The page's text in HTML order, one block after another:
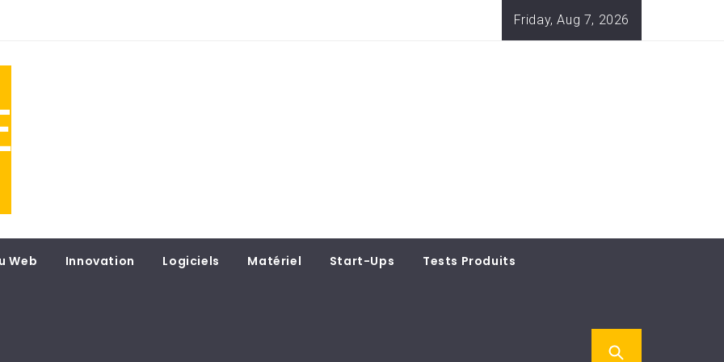
Friday, Aug 7, 2026
Web Innovation Logiciels Matériel Start-Ups Tests Produits